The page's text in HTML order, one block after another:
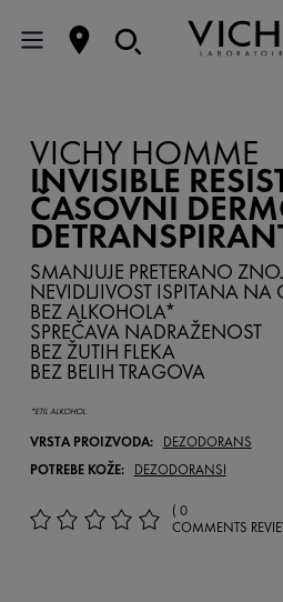
VICHY HOMME
INVISIBLE
ČASOVNI
SMANJUJE PRETERANO
NEVIDLJIVOST ISPITANA
BEZ ALKOHOLA*
SPREČAVA NADRAŽENOST
BEZ ŽUTIH FLEKA
BEZ BELIH TRAGOVA
*ETIL ALKOHOL.
VRSTA PROIZVODA:
DEZODORANS
POTREBE KOŽE:
DEZODORANSI
( 0
COMMENTS